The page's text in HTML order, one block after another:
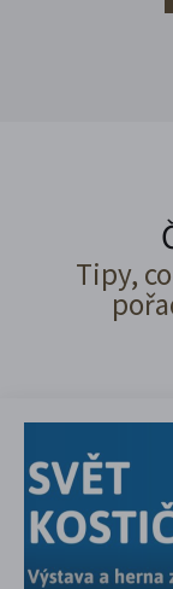
Tipy,